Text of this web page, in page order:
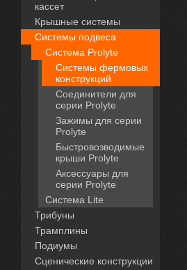
кассет
Крышные системы
Системы подвеса
Система Prolyte
Системы фермовых
конструкций
Соединители для
серии Prolyte
Зажимы для серии
Prolyte
Быстровозводимые
крыши Prolyte
Аксессуары для
серии Prolyte
Система Lite
Трибуны
Трамплины
Подиумы
Сценические конструкции